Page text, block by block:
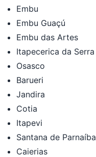
Embu
Embu Guaçú
Embu das Artes
Itapecerica da Serra
Osasco
Barueri
Jandira
Cotia
Itapevi
Santana de Parnaíba
Caierias